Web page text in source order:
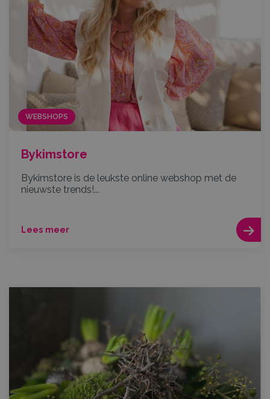
WEBSHOPS
Bykimstore
Bykimstore is de leukste online webshop met de
nieuwste trends!...
Lees meer